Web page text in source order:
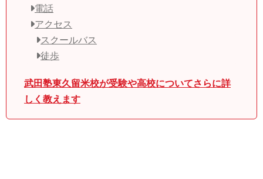
電話
アクセス
スクールバス
徒歩
武田塾東久留米校が受験や高校についてさらに詳
しく教えます